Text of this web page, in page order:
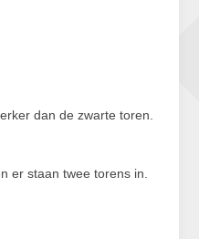
dan de zwarte toren.
er staan twee torens in.